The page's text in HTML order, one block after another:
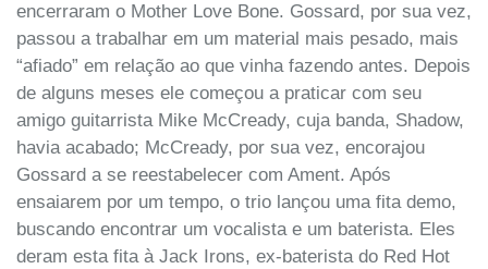
encerraram o Mother Love Bone. Gossard, por sua vez,
passou a trabalhar em um material mais pesado, mais
“afiado” em relação ao que vinha fazendo antes. Depois
de alguns meses ele começou a praticar com seu
amigo guitarrista Mike McCready, cuja banda, Shadow,
havia acabado; McCready, por sua vez, encorajou
Gossard a se reestabelecer com Ament. Após
ensaiarem por um tempo, o trio lançou uma fita demo,
buscando encontrar um vocalista e um baterista. Eles
deram esta fita à Jack Irons, ex-baterista do Red Hot